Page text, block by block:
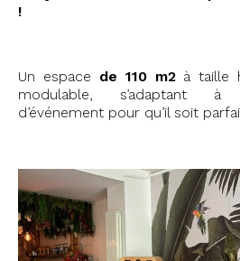
!
Un espace de 110 m2à taille
modulable, s’adaptant à
d’événement pour qu’il soit